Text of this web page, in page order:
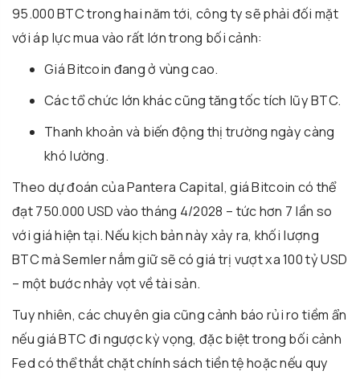
95.000 BTC trong hai năm tới, công ty sẽ phải đối mặt
với áp lực mua vào rất lớn trong bối cảnh:
Giá Bitcoin đang ở vùng cao.
Các tổ chức lớn khác cũng tăng tốc tích lũy BTC.
Thanh khoản và biến động thị trường ngày càng
khó lường.
Theo dự đoán của Pantera Capital, giá Bitcoin có thể
đạt 750.000 USD vào tháng 4/2028 – tức hơn 7 lần so
với giá hiện tại. Nếu kịch bản này xảy ra, khối lượng
BTC mà Semler nắm giữ sẽ có giá trị vượt xa 100 tỷ USD
– một bước nhảy vọt về tài sản.
Tuy nhiên, các chuyên gia cũng cảnh báo rủi ro tiềm ẩn
nếu giá BTC đi ngược kỳ vọng, đặc biệt trong bối cảnh
Fed có thể thắt chặt chính sách tiền tệ hoặc nếu quy